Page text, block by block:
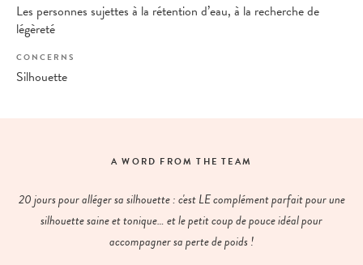
Les personnes sujettes à la rétention d’eau, à la recherche de
légèreté
CONCERNS
Silhouette
A WORD FROM THE TEAM
20 jours pour alléger sa silhouette : c'est LE complément parfait pour une
silhouette saine et tonique… et le petit coup de pouce idéal pour
accompagner sa perte de poids !